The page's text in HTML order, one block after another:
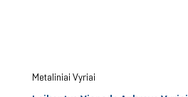
Metaliniai Vyriai